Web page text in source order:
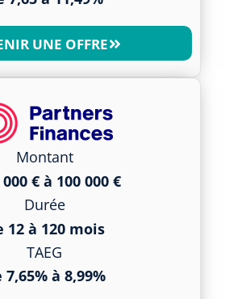
UNE OFFRE
Montant
€ à 100 000 €
Durée
12 à 120 mois
TAEG
7,65% à 8,99%